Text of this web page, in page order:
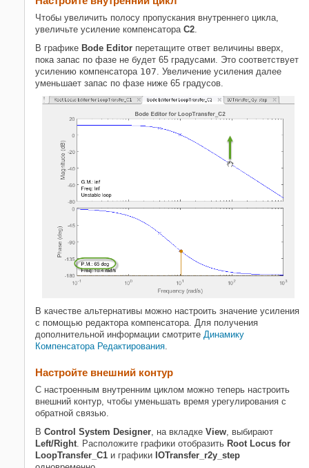
Чтобы увеличить полосу пропускания внутреннего цикла,
увеличьте усиление компенсатора C2.
В графике Bode Editor перетащите ответ величины вверх,
пока запас по фазе не будет 65 градусами. Это соответствует
усилению компенсатора 107. Увеличение усиления далее
уменьшает запас по фазе ниже 65 градусов.
В качестве альтернативы можно настроить значение усиления
с помощью редактора компенсатора. Для получения
дополнительной информации смотрите Динамику
Компенсатора Редактирования.
Настройте внешний контур
С настроенным внутренним циклом можно теперь настроить
внешний контур, чтобы уменьшать время урегулирования с
обратной связью.
В Control System Designer, на вкладке View, выбирают
Left/Right. Расположите графики отобразить Root Locus for
LoopTransfer_C1 и графики IOTransfer_r2y_step